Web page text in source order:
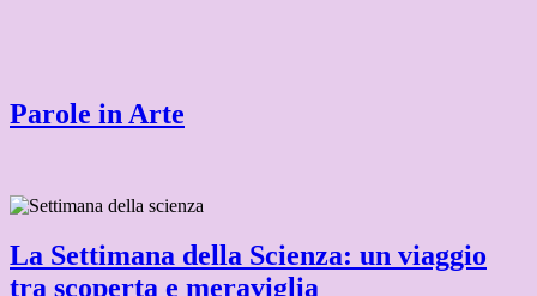
Parole in Arte
La Settimana della Scienza: un viaggio
tra scoperta e meraviglia